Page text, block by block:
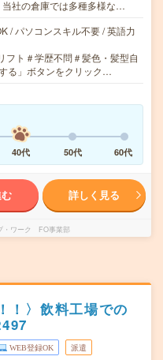
社の倉庫では多種多様な…
/ パソコンスキル不要 / 英語力
フト＃学歴不問＃髪色・髪型自
る」ボタンをクリック…
40代 50代 60代
詳しく見る
・ワーク FO事業部
！〉飲料工場での
WEB登録OK 派遣